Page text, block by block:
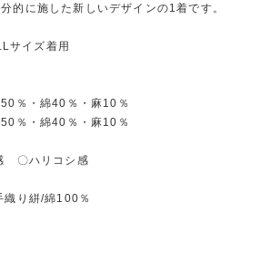
的に施した新しいデザインの1着です。
サイズ着用
％・綿40％・麻10％
％・綿40％・麻10％
〇ハリコシ感
織り絣/綿100％